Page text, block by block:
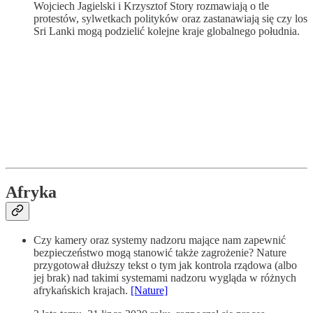
Wojciech Jagielski i Krzysztof Story rozmawiają o tle
protestów, sylwetkach polityków oraz zastanawiają się czy los
Sri Lanki mogą podzielić kolejne kraje globalnego południa.
Afryka
Czy kamery oraz systemy nadzoru mające nam zapewnić
bezpieczeństwo mogą stanowić także zagrożenie? Nature
przygotował dłuższy tekst o tym jak kontrola rządowa (albo
jej brak) nad takimi systemami nadzoru wygląda w różnych
afrykańskich krajach. [Nature]